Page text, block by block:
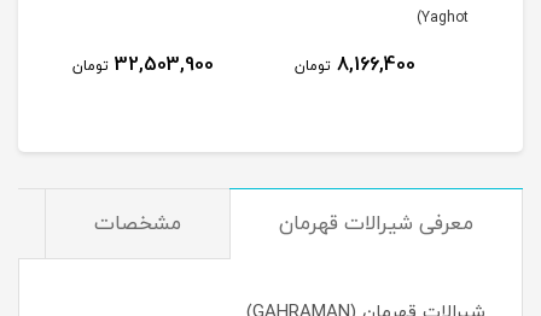
Yaghot)
8,166,400 تومان 32,503,900 تومان
معرفی شیرالات قهرمان مشخصات